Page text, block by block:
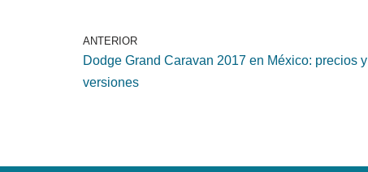
ANTERIOR
Dodge Grand Caravan 2017 en México: precios y
versiones